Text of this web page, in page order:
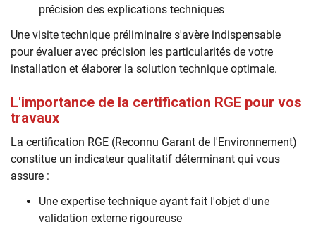
précision des explications techniques
Une visite technique préliminaire s'avère indispensable
pour évaluer avec précision les particularités de votre
installation et élaborer la solution technique optimale.
L'importance de la certification RGE pour vos
travaux
La certification RGE (Reconnu Garant de l'Environnement)
constitue un indicateur qualitatif déterminant qui vous
assure :
Une expertise technique ayant fait l'objet d'une
validation externe rigoureuse